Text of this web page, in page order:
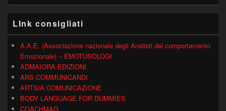
LInk consigliati
A.A.E. (Associazione nazionale degli Analisti del comportamento
Emozionale) – EMOTUSOLOGI
ADMAIORA EDIZIONI
ARS COMMUNICANDI
ARTSIA COMUNICAZIONE
BODY LANGUAGE FOR DUMMIES
COACHMAG